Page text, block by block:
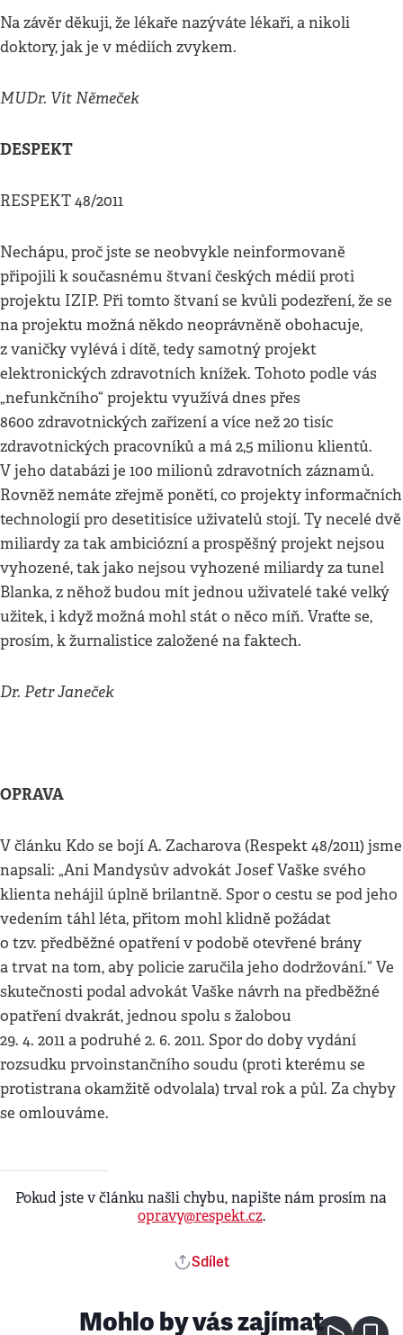
Na závěr děkuji, že lékaře nazýváte lékaři, a nikoli
doktory, jak je v médiích zvykem.
MUDr. Vít Němeček
DESPEKT
RESPEKT 48/2011
Nechápu, proč jste se neobvykle neinformovaně
připojili k současnému štvaní českých médií proti
projektu IZIP. Při tomto štvaní se kvůli podezření, že se
na projektu možná někdo neoprávněně obohacuje,
z vaničky vylévá i dítě, tedy samotný projekt
elektronických zdravotních knížek. Tohoto podle vás
„nefunkčního“ projektu využívá dnes přes
8600 zdravotnických zařízení a více než 20 tisíc
zdravotnických pracovníků a má 2,5 milionu klientů.
V jeho databázi je 100 milionů zdravotních záznamů.
Rovněž nemáte zřejmě ponětí, co projekty informačních
technologií pro desetitisíce uživatelů stojí. Ty necelé dvě
miliardy za tak ambiciózní a prospěšný projekt nejsou
vyhozené, tak jako nejsou vyhozené miliardy za tunel
Blanka, z něhož budou mít jednou uživatelé také velký
užitek, i když možná mohl stát o něco míň. Vraťte se,
prosím, k žurnalistice založené na faktech.
Dr. Petr Janeček
OPRAVA
V článku Kdo se bojí A. Zacharova (Respekt 48/2011) jsme
napsali: „Ani Mandysův advokát Josef Vaške svého
klienta nehájil úplně brilantně. Spor o cestu se pod jeho
vedením táhl léta, přitom mohl klidně požádat
o tzv. předběžné opatření v podobě otevřené brány
a trvat na tom, aby policie zaručila jeho dodržování.“ Ve
skutečnosti podal advokát Vaške návrh na předběžné
opatření dvakrát, jednou spolu s žalobou
29. 4. 2011 a podruhé 2. 6. 2011. Spor do doby vydání
rozsudku prvoinstančního soudu (proti kterému se
protistrana okamžitě odvolala) trval rok a půl. Za chyby
se omlouváme.
Pokud jste v článku našli chybu, napište nám prosím na
opravy@respekt.cz.
Sdílet
Mohlo by vás zajímat